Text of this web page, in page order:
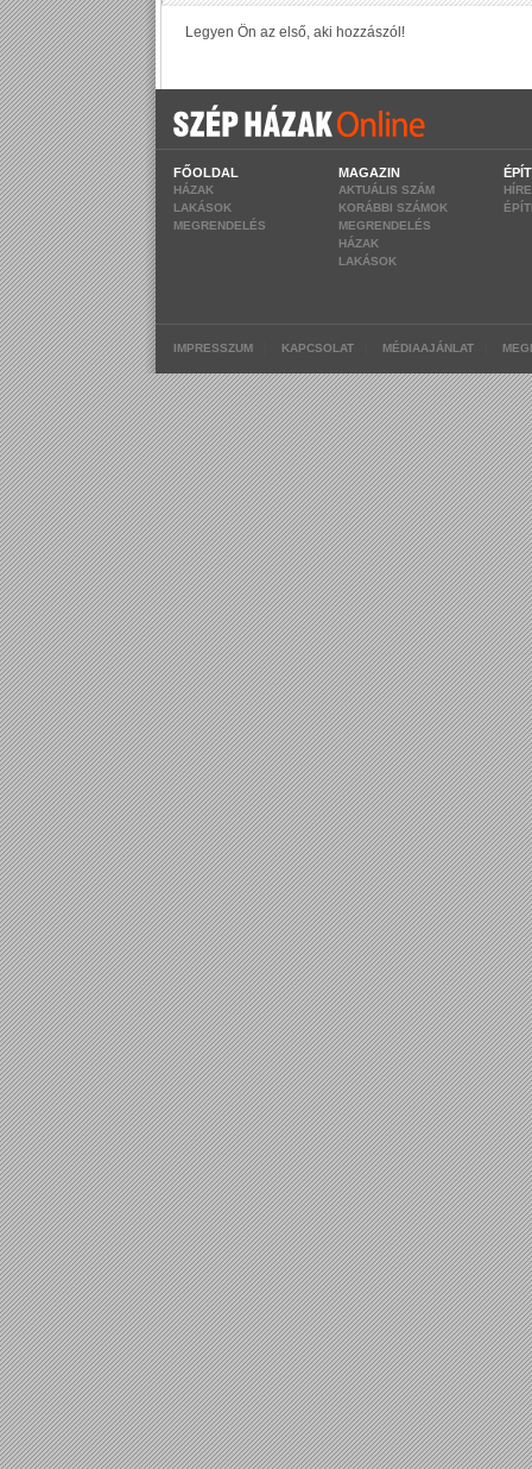
FŐOLDAL
HÁZAK
LAKÁSOK
MEGRENDELÉS
MAGAZIN
AKTUÁLIS SZÁM
KORÁBBI SZÁMOK
MEGRENDELÉS
HÁZAK
LAKÁSOK
IMPRESSZUM KAPCSOLAT MÉDIAAJÁNLAT